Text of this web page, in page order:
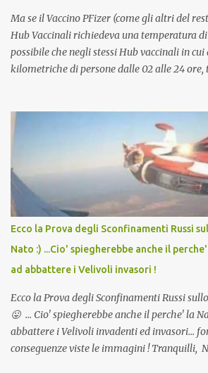
Ma se il Vaccino PFizer (come gli altri del
Hub Vaccinali richiedeva una temperatura di
possibile che negli stessi Hub vaccinali in
kilometriche di persone dalle 02 alle 24
Vaccino come: l' Amaro del Capo, era
andava bene anche, a Temperatura
l'articolo per NON Dimenticare!
Ecco la Prova degli Sconfinamenti Russi
Nato :) ...Cio' spiegherebbe anche il
ad abbattere i Velivoli invasori !
Ecco la Prova degli Sconfinamenti Russi
😛 ... Cio' spiegherebbe anche il perche' la
abbattere i Velivoli invadenti ed invasori...
conseguenze viste le immagini ! Tranquilli,